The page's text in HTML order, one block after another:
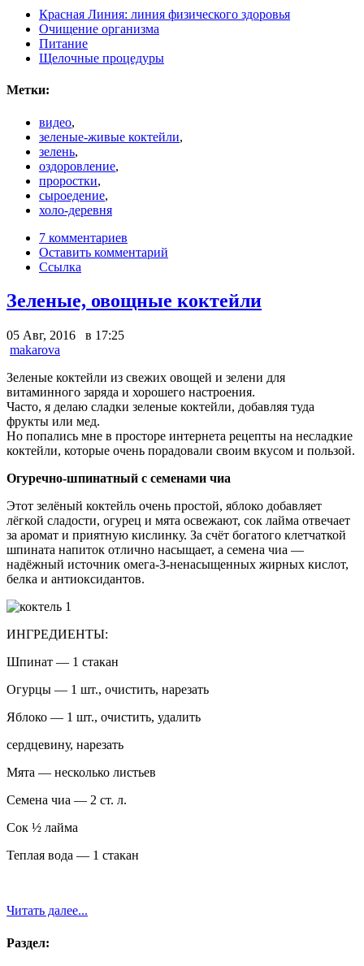
Красная Линия: линия физического здоровья
Очищение организма
Питание
Щелочные процедуры
Метки:
видео,
зеленые-живые коктейли,
зелень,
оздоровление,
проростки,
сыроедение,
холо-деревня
7 комментариев
Оставить комментарий
Ссылка
Зеленые, овощные коктейли
05 Авг, 2016 в 17:25
makarova
Зеленые коктейли из свежих овощей и зелени для
витаминного заряда и хорошего настроения.
Часто, я делаю сладки зеленые коктейли, добавляя туда
фрукты или мед.
Но попались мне в просторе интернета рецепты на несладкие
коктейли, которые очень порадовали своим вкусом и пользой.
Огуречно-шпинатный с семенами чиа
Этот зелёный коктейль очень простой, яблоко добавляет
лёгкой сладости, огурец и мята освежают, сок лайма отвечает
за аромат и приятную кислинку. За счёт богатого клетчаткой
шпината напиток отлично насыщает, а семена чиа —
надёжный источник омега-3-ненасыщенных жирных кислот,
белка и антиоксидантов.
ИНГРЕДИЕНТЫ:
Шпинат — 1 стакан
Огурцы — 1 шт., очистить, нарезать
Яблоко — 1 шт., очистить, удалить
сердцевину, нарезать
Мята — несколько листьев
Семена чиа — 2 ст. л.
Сок ½ лайма
Теплая вода — 1 стакан
Читать далее...
Раздел: